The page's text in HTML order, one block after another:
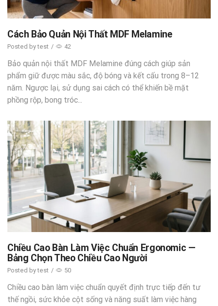
Cách Bảo Quản Nội Thất MDF Melamine
Posted bytest / 42
Bảo quản nội thất MDF Melamine đúng cách giúp sản
phẩm giữ được màu sắc, độ bóng và kết cấu trong 8–12
năm. Ngược lại, sử dụng sai cách có thể khiến bề mặt
phồng rộp, bong tróc...
Chiều Cao Bàn Làm Việc Chuẩn Ergonomic —
Bảng Chọn Theo Chiều Cao Người
Posted bytest / 50
Chiều cao bàn làm việc chuẩn quyết định trực tiếp đến tư
thế ngồi, sức khỏe cột sống và năng suất làm việc hàng